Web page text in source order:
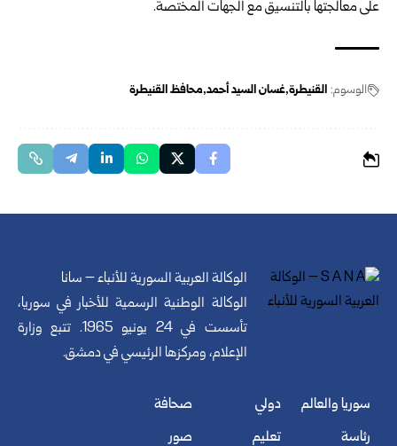
على معالجتها بالتنسيق مع الجهات المختصة.
الوسوم: القنيطرة غسان السيد أحمد محافظ القنيطرة
الوكالة العربية السورية للأنباء – سانا
الوكالة الوطنية الرسمية للأخبار في سوريا،
تأسست في 24 يونيو 1965. تتبع وزارة
الإعلام، ومركزها الرئيسي في دمشق.
سوريا والعالم
رئاسة
دولي
تعليم
صحافة
صور